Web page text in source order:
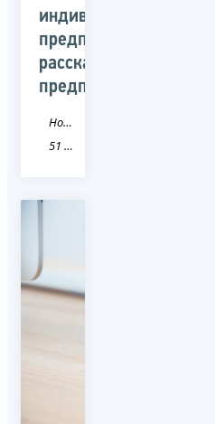
индивидуального
предпринимателя»
рассказали
предпринимателям
Новость
51 Мурманская область